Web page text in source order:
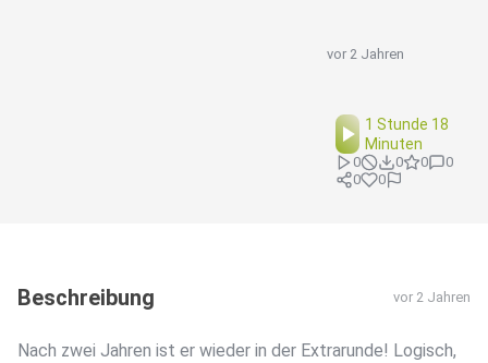
vor 2 Jahren
1 Stunde 18
Minuten
0 0 0
0
0
0
Beschreibung vor 2 Jahren
Nach zwei Jahren ist er wieder in der Extrarunde! Logisch,